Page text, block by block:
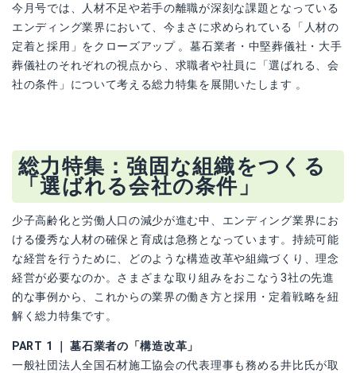
今月号では、人材不足や若手の離職が深刻な課題となっている
エンディング業界において、今まさに求められている「人材の
定着と採用」をクローズアップ 。墓石業者・中堅葬儀社・大手
葬儀社のそれぞれの視点から、求職者や社員に「選ばれる、会
社の条件」について考える総力特集を展開いたします 。
総力特集：強固な組織をつくる
「選ばれる会社の条件」
少子高齢化と労働人口の減少が進む中、エンディング業界にお
ける優秀な人材の確保と育成は急務となっています。持続可能
な経営を行うために、どのような構造改革や組織づくり、理念
経営が必要なのか。さまざまな取り組みをおこなう3社の先進
的な事例から、これからの業界の働き方と採用・定着戦略を紐
解く総力特集です。
PART 1 ｜ 墓石業者の「構造改革」
一般社団法人全国石材施工協会の代表理事も務める井比氏が取